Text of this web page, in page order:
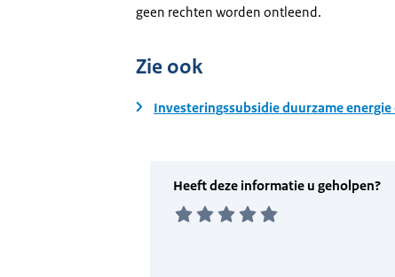
geen rechten worden ontleend.
Zie ook
Investeringssubsidie duurzame energie